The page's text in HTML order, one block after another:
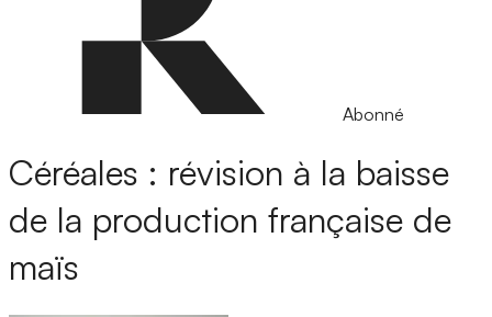
Abonné
Céréales : révision à la baisse
de la production française de
maïs